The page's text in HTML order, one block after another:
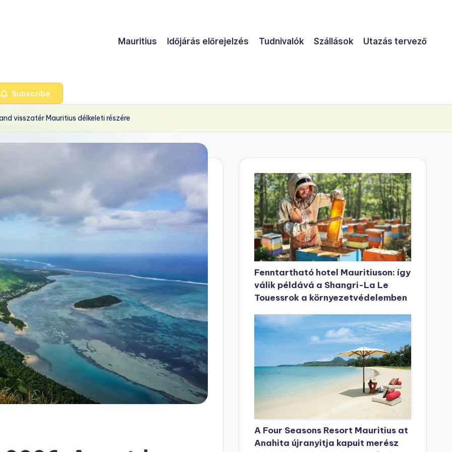
Mauritius Időjárás előrejelzés Tudnivalók Szállások Utazás tervező
Subscribe
visszatér Mauritius délkeleti részére
Fenntartható hotel Mauritiuson: így
válik példává a Shangri-La Le
Touessrok a környezetvédelemben
A Four Seasons Resort Mauritius at
Anahita újranyitja kapuit merész